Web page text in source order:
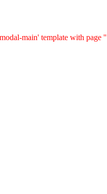
main' template with page ''